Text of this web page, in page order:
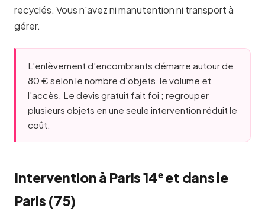
recyclés. Vous n'avez ni manutention ni transport à
gérer.
L'enlèvement d'encombrants démarre autour de
80 € selon le nombre d'objets, le volume et
l'accès. Le devis gratuit fait foi ; regrouper
plusieurs objets en une seule intervention réduit le
coût.
Intervention à Paris 14ᵉ et dans le
Paris (75)